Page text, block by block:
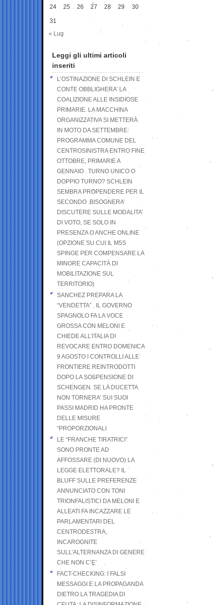
24 25 26 27 28 29 30
31
« Lug
Leggi gli ultimi articoli
inseriti
L’OSTINAZIONE DI SCHLEIN E
CONTE OBBLIGHERA’ LA
COALIZIONE ALLE INSIDIOSE
PRIMARIE. LA MACCHINA
ORGANIZZATIVA SI METTERÀ
IN MOTO DA SETTEMBRE:
PROGRAMMA COMUNE DEL
CENTROSINISTRA ENTRO FINE
OTTOBRE, PRIMARIE A
GENNAIO . TURNO UNICO O
DOPPIO TURNO? SCHLEIN
SEMBRA PROPENDERE PER IL
SECONDO .BISOGNERA’
DISCUTERE SULLE MODALITA’
DI VOTO, SE SOLO IN
PRESENZA O ANCHE ONLINE
(OPZIONE SU CUI IL M5S
SPINGE PER COMPENSARE LA
MINORE CAPACITÀ DI
MOBILITAZIONE SUL
TERRITORIO)
SANCHEZ PREPARA LA
“VENDETTA” . IL GOVERNO
SPAGNOLO FA LA VOCE
GROSSA CON MELONI E
CHIEDE ALL’ITALIA DI
REVOCARE ENTRO DOMENICA
9 AGOSTO I CONTROLLI ALLE
FRONTIERE REINTRODOTTI
DOPO LA SOSPENSIONE DI
SCHENGEN. SE LA DUCETTA
NON TORNERA’ SUI SUOI
PASSI MADRID HA PRONTE
DELLE MISURE
“PROPORZIONALI
LE “FRANCHE TIRATRICI”
SONO PRONTE AD
AFFOSSARE (DI NUOVO) LA
LEGGE ELETTORALE? IL
BLUFF SULLE PREFERENZE
ANNUNCIATO CON TONI
TRIONFALISTICI DA MELONI E
ALLEATI FA INCAZZARE LE
PARLAMENTARI DEL
CENTRODESTRA,
INCAROGNITE
SULL’ALTERNANZA DI GENERE
CHE NON C’E’
FACT-CHECKING: I FALSI
MESSAGGI E LA PROPAGANDA
DIETRO LA TRAGEDIA DI